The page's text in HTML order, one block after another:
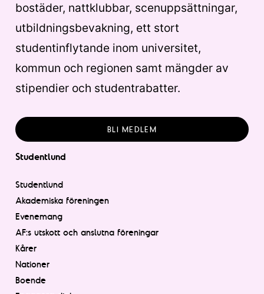
bostäder, nattklubbar, scenuppsättningar,
utbildningsbevakning, ett stort
studentinflytande inom universitet,
kommun och regionen samt mängder av
stipendier och studentrabatter.
BLI MEDLEM
Studentlund
Studentlund
Akademiska föreningen
Evenemang
AF:s utskott och anslutna föreningar
Kårer
Nationer
Boende